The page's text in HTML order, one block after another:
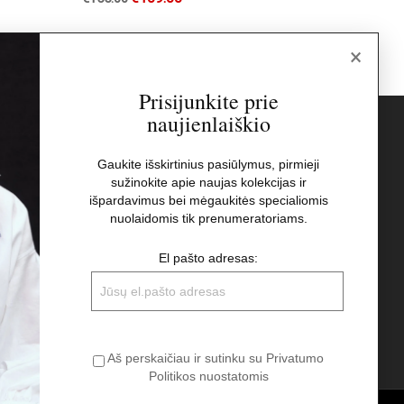
El pašto adresas:
Aš perskaičiau ir sutinku su Privatumo
Politikos nuostatomis
×
Prisijunkite prie
naujienlaiškio
Gaukite išskirtinius pasiūlymus, pirmieji
sužinokite apie naujas kolekcijas ir
išpardavimus bei mėgaukitės specialiomis
nuolaidomis tik prenumeratoriams.
El pašto adresas:
Aš perskaičiau ir sutinku su Privatumo
Politikos nuostatomis